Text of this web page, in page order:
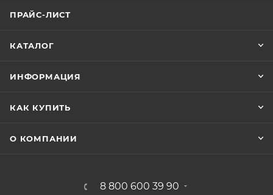
ПРАЙС-ЛИСТ
КАТАЛОГ
ИНФОРМАЦИЯ
КАК КУПИТЬ
О КОМПАНИИ
8 800 600 39 90